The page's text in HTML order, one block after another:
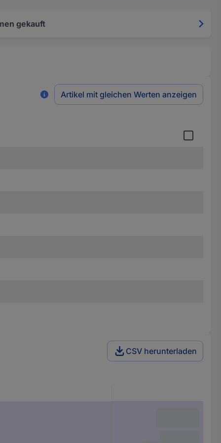
gekauft
Artikel mit gleichen Werten anzeigen
CSV herunterladen